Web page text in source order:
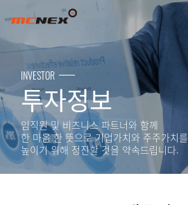
재무정보
INVESTOR
투자정보
임직원 및 비즈니스 파트너와 함께
한 마음 한 뜻으로 기업가치와 주주가치를
높이기 위해 정진할 것을 약속드립니다.